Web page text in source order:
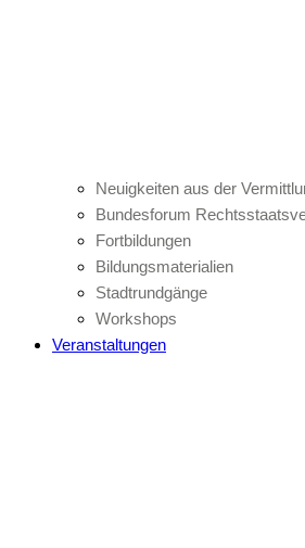
Neuigkeiten aus der
Bundesforum
Fortbildungen
Bildungsmaterialien
Stadtrundgänge
Workshops
Veranstaltungen